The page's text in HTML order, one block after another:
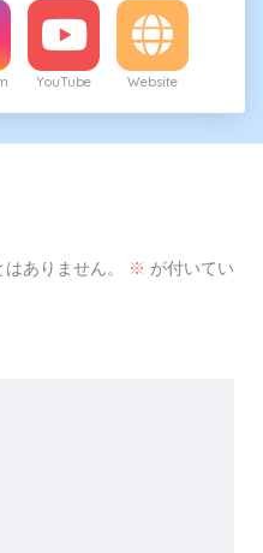
YouTube Website
ありません。 ※ が付いてい